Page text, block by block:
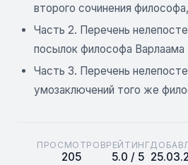
второго сочинения
Часть 2. Перечень
посылок философа Варлаама
Часть 3. Перечень
умозаключений того же
ПРОСМОТРОВ
205
РЕЙТИНГ
5.0 / 5